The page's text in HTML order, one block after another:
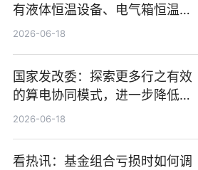
有液体恒温设备、电气箱恒温装
置、纯水冷却单元和特种换热器
2026-06-18
国家发改委：探索更多行之有效
的算电协同模式，进一步降低网
络传输时延_最资讯
2026-06-18
看热讯：基金组合亏损时如何调